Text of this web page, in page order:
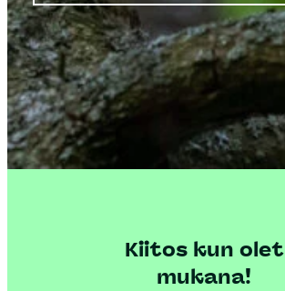
Kiitos kun olet
mukana!